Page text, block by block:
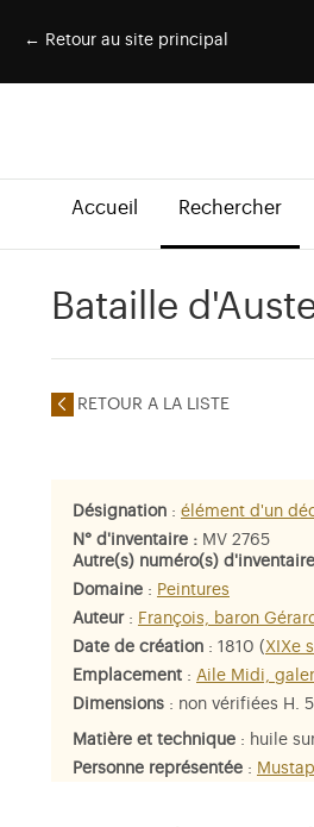
← Retour au site principal
Accueil Rechercher
Bataille
RETOUR A LA LISTE
Désignation : élément d'un
N° d'inventaire : MV 2765
Autre(s) numéro(s) d'inventaire
Domaine : Peintures
Auteur: François, baron
Date de création : 1810 ( XIXe
Emplacement : Aile Midi,
Dimensions : non vérifiées H.
Matière et technique : huile
Personne représentée :